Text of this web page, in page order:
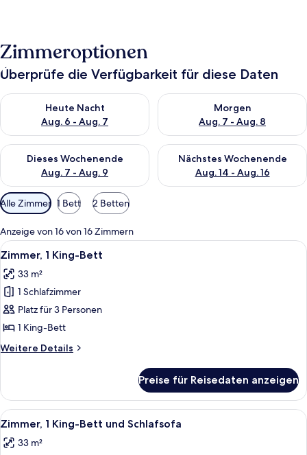
Zimmeroptionen
Überprüfe die Verfügbarkeit für diese Daten
Heute Nacht
Aug. 6 - Aug. 7
Überprüfe die Verfügbarkeit für heute Nacht, Aug. 6 - Aug. 7.
Morgen
Aug. 7 - Aug. 8
Überprüfe die Verfügbarkeit
Dieses Wochenende
Aug. 7 - Aug. 9
Überprüfe die Verfügbarkeit für dieses Wochenende, Aug. 7
Nächstes Wochenende
Aug. 14 - Aug. 16
Überprüfe die Verfügbarkeit
Verfügbare
Filter
für
Zimmer
Alle Zimmer 1 Bett 2 Betten
Anzeige von 16 von 16 Zimmern
Alle
Fotos
für
Zimmer,
1 King-
Bett
anzeigen
Ein Hotelzimmer mit einem großen
8
Zimmer, 1 King-Bett
33 m²
1 Schlafzimmer
Platz für 3 Personen
1 King-Bett
Weitere Details
Weitere
1 King-
Bett
Preise für Reisedaten anzeigen
Alle
Fotos
für
Ein Hotelzimmer mit einem großen
6
Zimmer, 1 King-Bett und Schlafsofa
33 m²